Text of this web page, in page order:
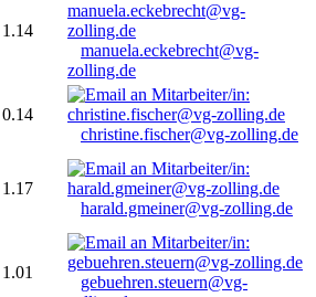
1.14
manuela.eckebrecht@vg-
zolling.de
0.14
christine.fischer@vg-zolling.de
1.17
harald.gmeiner@vg-zolling.de
1.01
gebuehren.steuern@vg-